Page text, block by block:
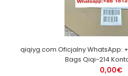
qiqiyg.com Oficjalny WhatsApp:
Bags Qiqi-214
0,00€